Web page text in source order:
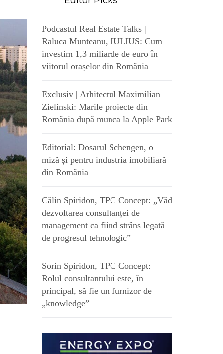
Podcastul Real Estate Talks |
Raluca Munteanu, IULIUS: Cum
investim 1,3 miliarde de euro în
viitorul orașelor din România
Exclusiv | Arhitectul Maximilian
Zielinski: Marile proiecte din
România după munca la Apple Park
Editorial: Dosarul Schengen, o
miză și pentru industria imobiliară
din România
Călin Spiridon, TPC Concept: „Văd
dezvoltarea consultanței de
management ca fiind strâns legată
de progresul tehnologic”
Sorin Spiridon, TPC Concept:
Rolul consultantului este, în
principal, să fie un furnizor de
„knowledge”